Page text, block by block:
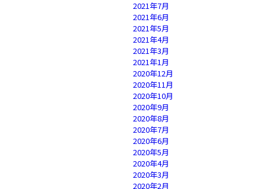
2021年7月
2021年6月
2021年5月
2021年4月
2021年3月
2021年1月
2020年12月
2020年11月
2020年10月
2020年9月
2020年8月
2020年7月
2020年6月
2020年5月
2020年4月
2020年3月
2020年2月